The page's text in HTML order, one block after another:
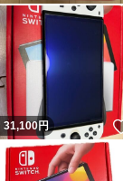
31,100円